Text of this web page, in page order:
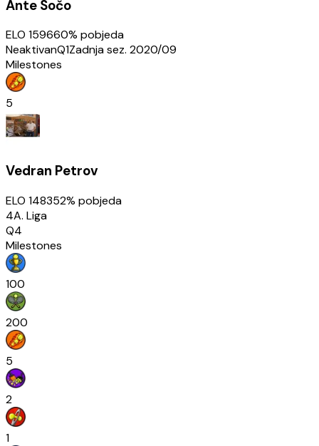
Ante Sočo
ELO 159660% pobjeda
NeaktivanQ1Zadnja sez. 2020/09
Milestones
5
Vedran Petrov
ELO 148352% pobjeda
4A. Liga
Q4
Milestones
100
200
5
2
1